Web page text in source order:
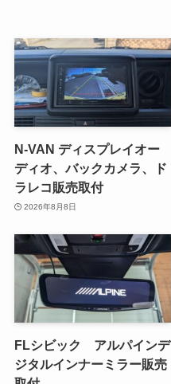
N-VAN ディスプレイオー
ディオ、バックカメラ、ド
ラレコ販売取付
2026年8月8日
FLシビック アルパインデ
ジタルインナーミラー販売